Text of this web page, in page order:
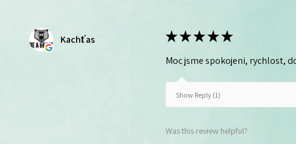
Kachťas ★★★★★
Moc jsme spokojeni, rychlost,
Show Reply (1)
Was this review helpful?